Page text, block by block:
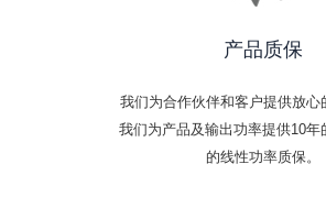
产品质保
我们为合作伙伴和客户提供放心
我们为产品及输出功率提供10年
的线性功率质保。